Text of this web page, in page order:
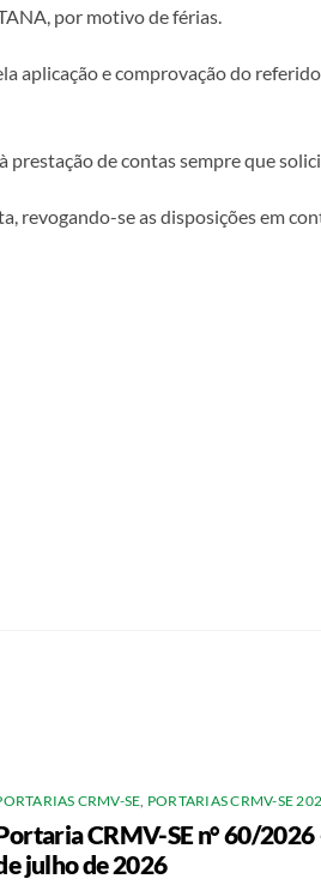
por motivo de férias.
aplicação e comprovação do
de contas sempre que
revogando-se as disposições em
CRMV-SE, PORTARIAS CRMV-SE
CRMV-SE n° 60/2026
julho de 2026